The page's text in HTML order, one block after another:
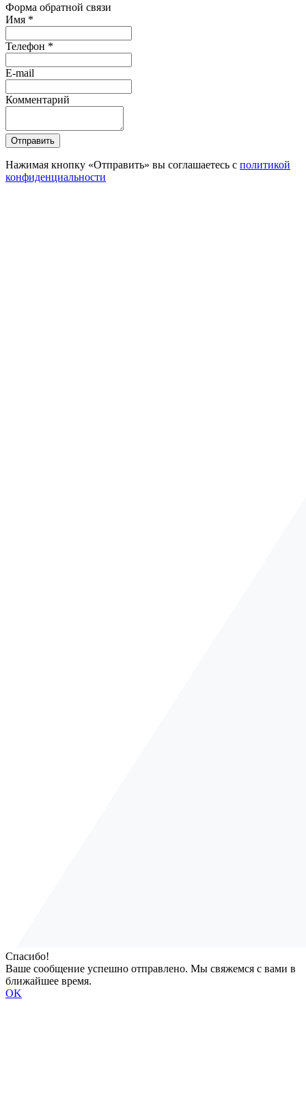
Форма обратной связи
Имя *
Телефон *
E-mail
Комментарий
Отправить
Нажимая кнопку «Отправить» вы соглашаетесь с политикой
конфиденциальности
Спасибо!
Ваше сообщение успешно отправлено. Мы свяжемся с вами в
ближайшее время.
OK